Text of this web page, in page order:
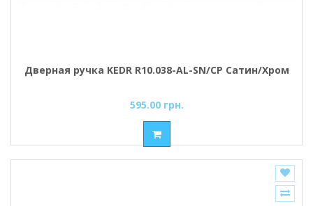
Дверная ручка KEDR R10.038-AL-SN/CP Сатин/Хром
595.00 грн.